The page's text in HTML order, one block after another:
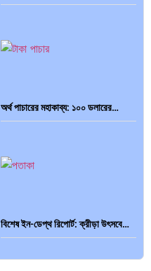
অর্থ পাচারের মহাকাব্য: ১০০ ডলারের…
বিশেষ ইন-ডেপ্থ রিপোর্ট: ক্রীড়া উৎসবে…